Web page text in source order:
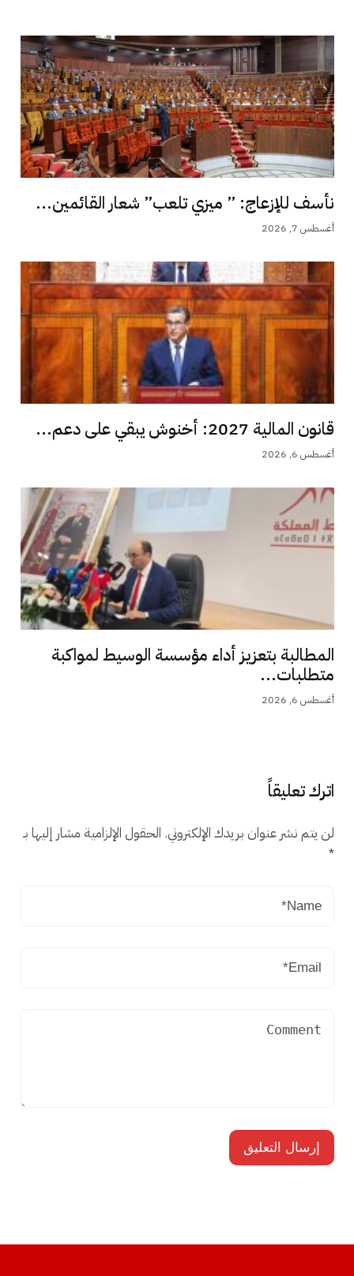
نأسف للإزعاج: ” ميزي تلعب” شعار القائمين...
أغسطس 7, 2026
قانون المالية 2027: أخنوش يبقي على دعم...
أغسطس 6, 2026
المطالبة بتعزيز أداء مؤسسة الوسيط لمواكبة
متطلبات...
أغسطس 6, 2026
اترك تعليقاً
لن يتم نشر عنوان بريدك الإلكتروني. الحقول الإلزامية مشار إليها بـ
*